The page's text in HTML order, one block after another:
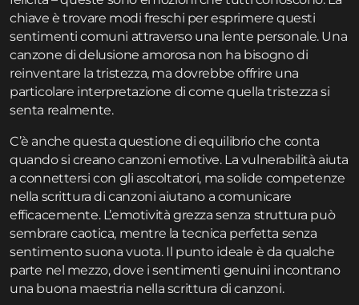
chiave è trovare modi freschi per esprimere questi
sentimenti comuni attraverso una lente personale. Una
canzone di delusione amorosa non ha bisogno di
reinventare la tristezza, ma dovrebbe offrire una
particolare interpretazione di come quella tristezza si
senta realmente.
C’è anche questa questione di equilibrio che conta
quando si creano canzoni emotive. La vulnerabilità aiuta
a connettersi con gli ascoltatori, ma solide competenze
nella scrittura di canzoni aiutano a comunicare
efficacemente. L’emotività grezza senza struttura può
sembrare caotica, mentre la tecnica perfetta senza
sentimento suona vuota. Il punto ideale è da qualche
parte nel mezzo, dove i sentimenti genuini incontrano
una buona maestria nella scrittura di canzoni.